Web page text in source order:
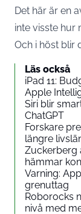
Det här är en
inte visste hur
Och i höst blir
Läs också
iPad 11:
Apple
Siri blir
ChatGPT
Forskare
längre
Zuckerberg
hämmar
Varning:
grenuttag
Roborocks
nivå med